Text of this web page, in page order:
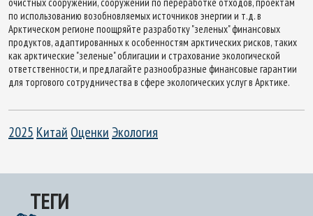
по использованию возобновляемых источников энергии и т.д. в
Арктическом регионе поощряйте разработку "зеленых" финансовых
продуктов, адаптированных к особенностям арктических рисков, таких
как арктические "зеленые" облигации и страхование экологической
ответственности, и предлагайте разнообразные финансовые гарантии
для торгового сотрудничества в сфере экологических услуг в Арктике.
2025 Китай Оценки Экология
ТЕГИ